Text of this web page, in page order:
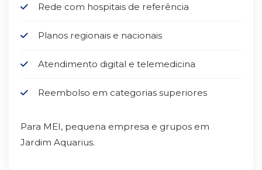
Rede com hospitais de referência
Planos regionais e nacionais
Atendimento digital e telemedicina
Reembolso em categorias superiores
Para MEI, pequena empresa e grupos em
Jardim Aquarius.